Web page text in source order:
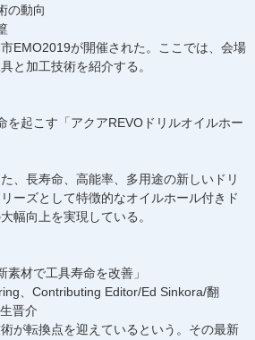
の動向
EMO2019が開催された。ここでは、会場
と加工技術を紹介する。
を起こす「アクアREVOドリルオイルホー
、長寿命、高能率、多用途の新しいドリ
ーズとして特徴的なオイルホール付きド
幅向上を実現している。
材で工具寿命を改善」
、Contributing Editor/Ed Sinkora/翻
晋介
が転換点を迎えているという。その最新